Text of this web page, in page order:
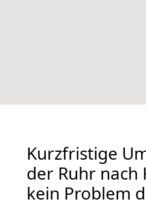
Kurzfristige
der Ruhr nach
kein Problem